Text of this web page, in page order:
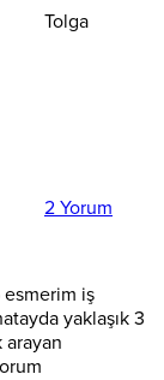
Tolga
2 Yorum
esmerim iş
yaklaşık 3
arayan